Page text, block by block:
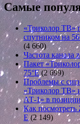
Самые
«Триколор ТВ»
спутником на
(4 660)
Частота канала
Пакет
75°E (2 699)
Проблемы с
«Триколор ТВ»
АТ-1» в
Как посмотреть
E (2 149)